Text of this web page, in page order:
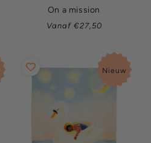
On a mission
Normale
Vanaf €27,50
Nieuw